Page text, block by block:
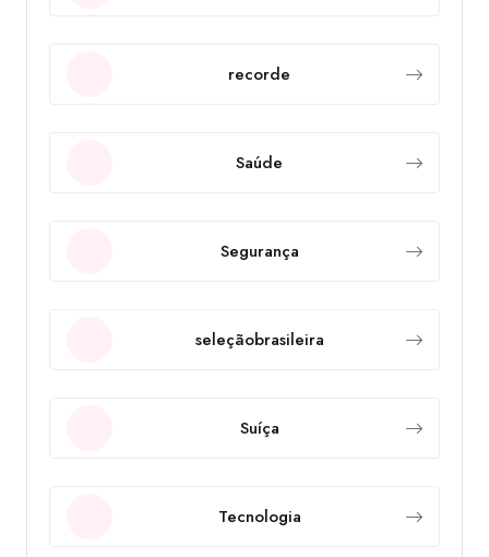
recorde
Saúde
Segurança
seleçãobrasileira
Suíça
Tecnologia